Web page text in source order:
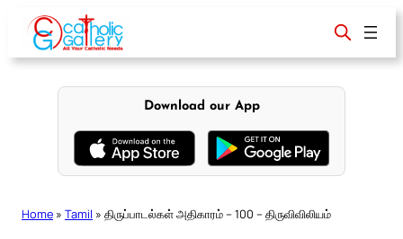
content
Download our App
Home » Tamil » திருப்பாடல்கள் அதிகாரம் – 100 – திருவிவிலியம்